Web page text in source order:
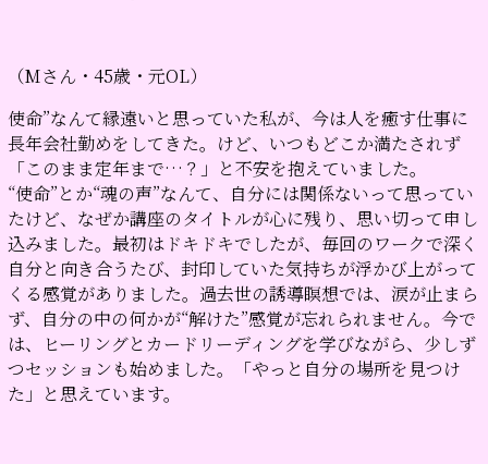
（Mさん・45歳・元OL）
使命”なんて縁遠いと思っていた私が、今は人を癒す仕事に
長年会社勤めをしてきた。けど、いつもどこか満たされず
「このまま定年まで…？」と不安を抱えていました。
“使命”とか“魂の声”なんて、自分には関係ないって思ってい
たけど、なぜか講座のタイトルが心に残り、思い切って申し
込みました。 最初はドキドキでしたが、毎回のワークで深く
自分と向き合うたび、封印していた気持ちが浮かび上がって
くる感覚がありました。 過去世の誘導瞑想では、涙が止まら
ず、自分の中の何かが“解けた”感覚が忘れられません。 今で
は、ヒーリングとカードリーディングを学びながら、少しず
つセッションも始めました。
「やっと自分の場所を見つけ
た」と思えています。